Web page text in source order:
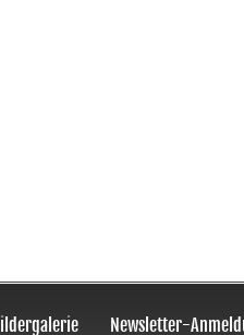
Newsletter-